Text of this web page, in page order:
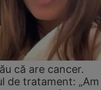
că are cancer.
de tratament: